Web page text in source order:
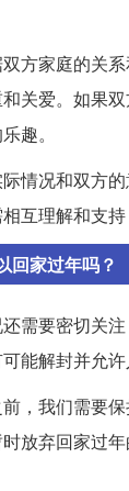
方家庭的关
关爱。如果
趣。
情况和双方
互理解和支
回家过年吗？
需要密切关
能解封并允许
，我们需要
放弃回家过